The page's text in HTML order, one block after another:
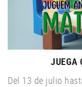
JUEGA
Del 13 de julio